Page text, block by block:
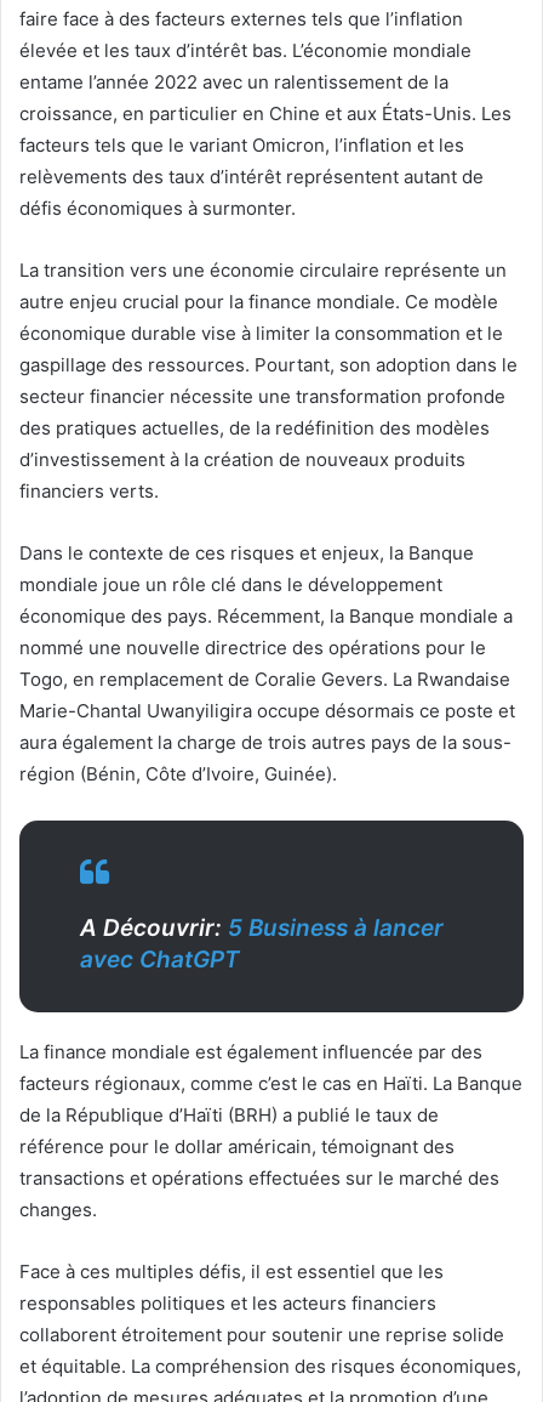
faire face à des facteurs externes tels que l’inflation
élevée et les taux d’intérêt bas. L’économie mondiale
entame l’année 2022 avec un ralentissement de la
croissance, en particulier en Chine et aux États-Unis. Les
facteurs tels que le variant Omicron, l’inflation et les
relèvements des taux d’intérêt représentent autant de
défis économiques à surmonter.
La transition vers une économie circulaire représente un
autre enjeu crucial pour la finance mondiale. Ce modèle
économique durable vise à limiter la consommation et le
gaspillage des ressources. Pourtant, son adoption dans le
secteur financier nécessite une transformation profonde
des pratiques actuelles, de la redéfinition des modèles
d’investissement à la création de nouveaux produits
financiers verts.
Dans le contexte de ces risques et enjeux, la Banque
mondiale joue un rôle clé dans le développement
économique des pays. Récemment, la Banque mondiale a
nommé une nouvelle directrice des opérations pour le
Togo, en remplacement de Coralie Gevers. La Rwandaise
Marie-Chantal Uwanyiligira occupe désormais ce poste et
aura également la charge de trois autres pays de la sous-
région (Bénin, Côte d’Ivoire, Guinée).
A Découvrir: 5 Business à lancer
avec ChatGPT
La finance mondiale est également influencée par des
facteurs régionaux, comme c’est le cas en Haïti. La Banque
de la République d’Haïti (BRH) a publié le taux de
référence pour le dollar américain, témoignant des
transactions et opérations effectuées sur le marché des
changes.
Face à ces multiples défis, il est essentiel que les
responsables politiques et les acteurs financiers
collaborent étroitement pour soutenir une reprise solide
et équitable. La compréhension des risques économiques,
l’adoption de mesures adéquates et la promotion d’une